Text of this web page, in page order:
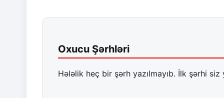
Oxucu Şərhləri
Hələlik heç bir şərh yazılmayıb. İlk şərhi siz